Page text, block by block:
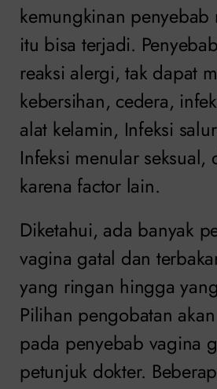
kemungkinan penyebab
itu bisa terjadi.
reaksi alergi, tak dapat
kebersihan, cedera,
alat kelamin, Infeksi
Infeksi menular seksual,
karena factor lain.
Diketahui, ada banyak
vagina gatal dan
yang ringan hingga
Pilihan pengobatan
pada penyebab vagina
petunjuk dokter.